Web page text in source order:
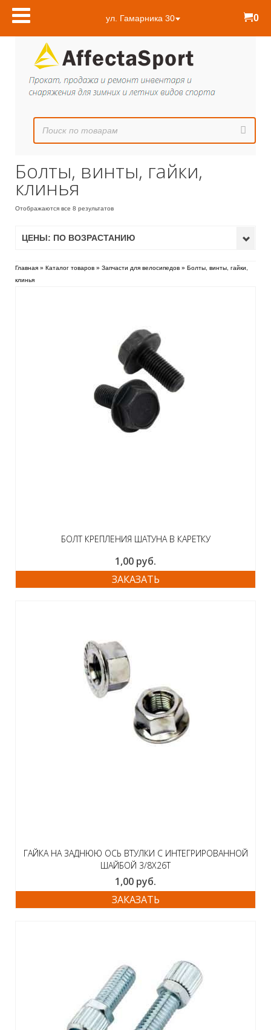
ул. Гамарника 30 0
Болты, винты, гайки,
клинья
Отображаются все 8 результатов
ЦЕНЫ: ПО ВОЗРАСТАНИЮ
Главная » Каталог товаров » Запчасти для велосипедов » Болты, винты, гайки,
клинья
БОЛТ КРЕПЛЕНИЯ ШАТУНА В КАРЕТКУ
1,00 руб.
ЗАКАЗАТЬ
ГАЙКА НА ЗАДНЮЮ ОСЬ ВТУЛКИ С ИНТЕГРИРОВАННОЙ
ШАЙБОЙ 3/8Х26Т
1,00 руб.
ЗАКАЗАТЬ